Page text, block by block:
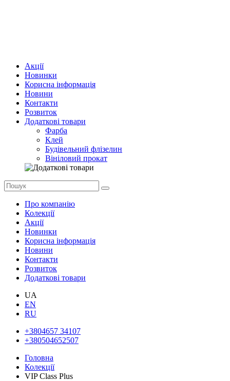
Акції
Новинки
Корисна інформація
Новини
Контакти
Розвиток
Додаткові товари
Фарба
Клей
Будівельний флізелин
Вініловий прокат
Про компанію
Колекції
Акції
Новинки
Корисна інформація
Новини
Контакти
Розвиток
Додаткові товари
UA
EN
RU
+3804657 34107
+380504652507
Головна
Колекції
VIP Class Plus